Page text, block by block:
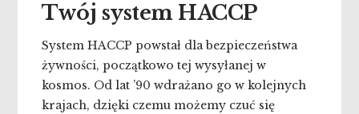
Twój system HACCP
System HACCP powstał dla bezpieczeństwa
żywności, początkowo tej wysyłanej w
kosmos. Od lat ’90 wdrażano go w kolejnych
krajach, dzięki czemu możemy czuć się